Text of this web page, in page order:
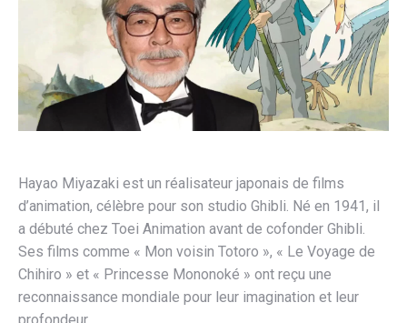
Hayao Miyazaki est un réalisateur japonais de films
d’animation, célèbre pour son studio Ghibli. Né en 1941, il
a débuté chez Toei Animation avant de cofonder Ghibli.
Ses films comme « Mon voisin Totoro », « Le Voyage de
Chihiro » et « Princesse Mononoké » ont reçu une
reconnaissance mondiale pour leur imagination et leur